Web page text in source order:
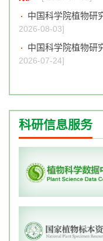
诚邀海外青年人才
（海外）项目 [ 2026-
中国科学院植物研
02-11]
中国科学院植物研
2026-08-03]
中国科学院植物研
2026-07-24]
中国人与生物圈国
20]
中国科学院植物研
中国科学院植物研
2026-08-03]
中国科学院植物研
科研信息服务